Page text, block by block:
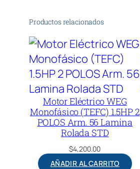
Productos relacionados
Motor Eléctrico WEG
Monofásico (TEFC) 1.5HP 2
POLOS Arm. 56 Lamina
Rolada STD
$4,200.00
AÑADIR AL CARRITO